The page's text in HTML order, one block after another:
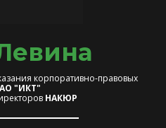
корпоративно-правовых
АО "ИКТ"
НАКЮР